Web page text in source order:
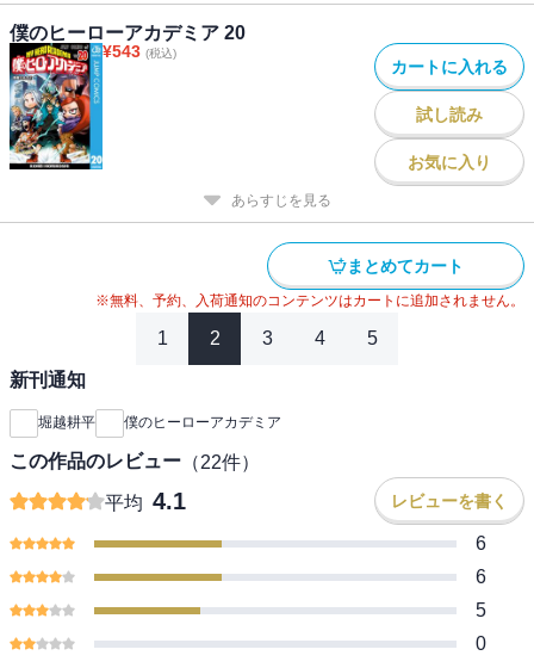
僕のヒーローアカデミア 20
¥543 (税込)
カートに入れる
試し読み
お気に入り
あらすじを見る
まとめてカート
※無料、予約、入荷通知のコンテンツはカートに追加されません。
1 2 3 4 5
新刊通知
堀越耕平 僕のヒーローアカデミア
この作品のレビュー （22件）
平均 4.1 レビューを書く
6
6
5
0